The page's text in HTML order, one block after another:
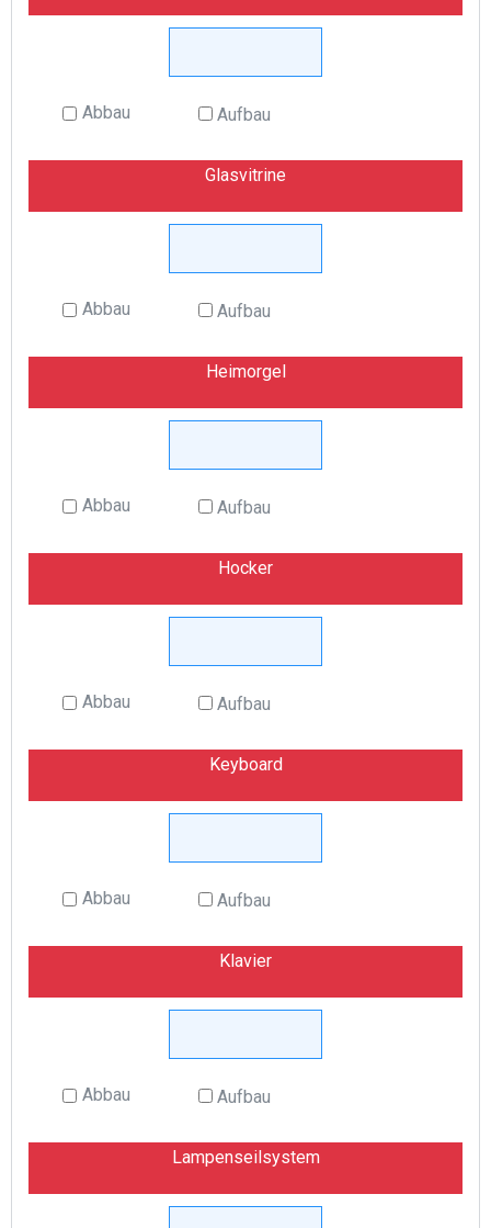
Abbau Aufbau
Glasvitrine
Abbau Aufbau
Heimorgel
Abbau Aufbau
Hocker
Abbau Aufbau
Keyboard
Abbau Aufbau
Klavier
Abbau Aufbau
Lampenseilsystem